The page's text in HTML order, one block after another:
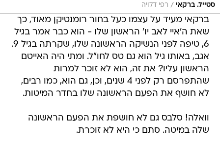
סטייל. ברקאי / רפי דלויה
ברקאי מעיד על עצמו כעל בחור רומנטיקן מאוד, כך
שאת ה'איי לאב יו' הראשון שלו - הוא כבר אמר בגיל
6, טיפה לפני הנשיקה הראשונה שלו, שקרתה בגיל 9.
אגב, באותו גיל הוא גם טס לחו"ל. ומתי היה האייטם
הראשון עליו? את זה, הוא לא זוכר למרות
שהתפרסם רק לפני 4 שנים, וכן, גם הוא, כמו רבים,
לא חושף את הפעם הראשונה שלו בחדר המיטות.
וואלה! סלבס גם לא חושפת את הפעם הראשונה
שלה במיטה. סתם כי היא לא זוכרת.